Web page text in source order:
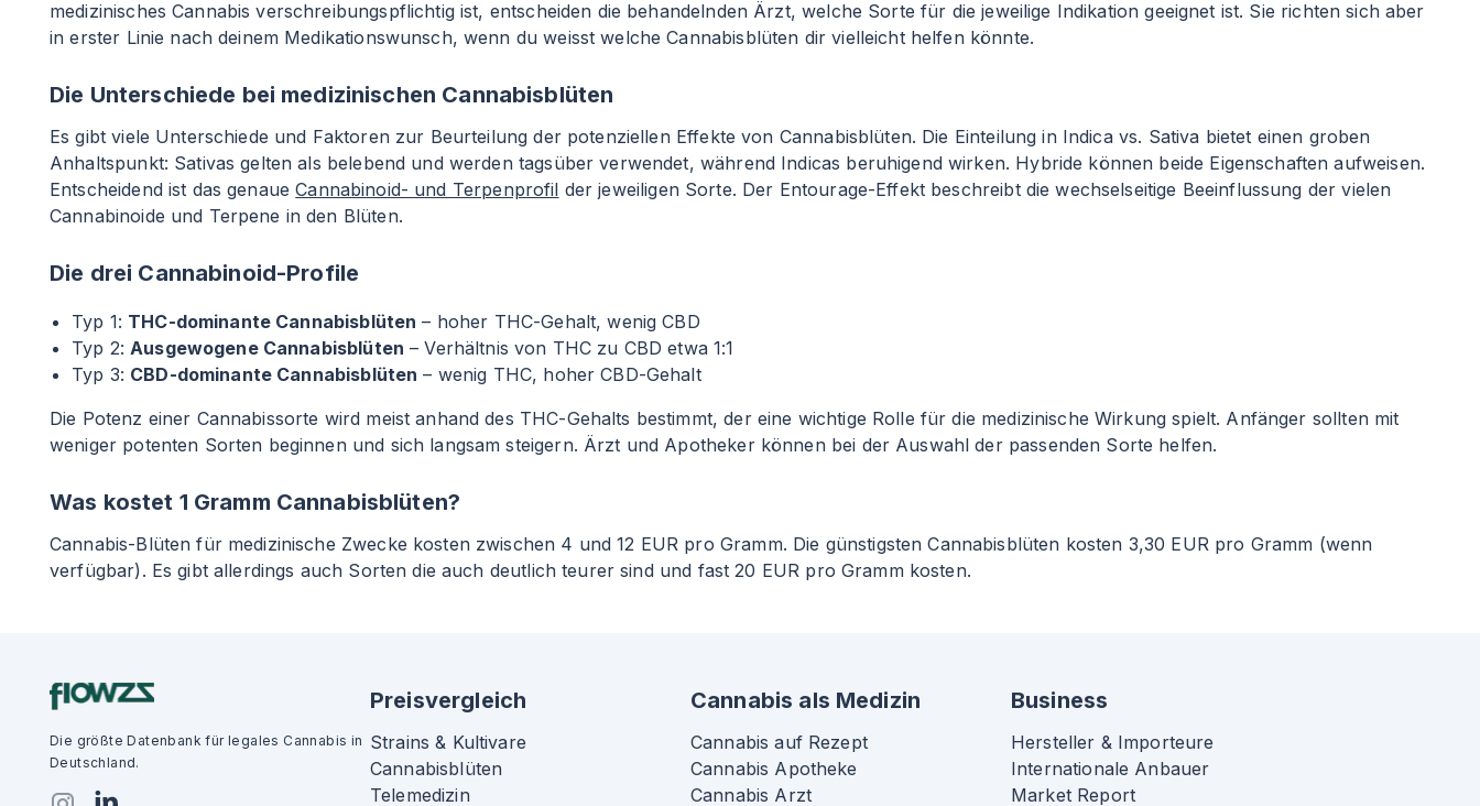
medizinisches Cannabis verschreibungspflichtig ist, entscheiden die behandelnden Ärzt, welche Sorte für die jeweilige Indikation geeignet ist. Sie richten sich aber
in erster Linie nach deinem Medikationswunsch, wenn du weisst welche Cannabisblüten dir vielleicht helfen könnte.
Die Unterschiede bei medizinischen Cannabisblüten
Es gibt viele Unterschiede und Faktoren zur Beurteilung der potenziellen Effekte von Cannabisblüten. Die Einteilung in Indica vs. Sativa bietet einen groben
Anhaltspunkt: Sativas gelten als belebend und werden tagsüber verwendet, während Indicas beruhigend wirken. Hybride können beide Eigenschaften aufweisen.
Entscheidend ist das genaueCannabinoid- und Terpenprofil der jeweiligen Sorte. Der Entourage-Effekt beschreibt die wechselseitige Beeinflussung der vielen
Cannabinoide und Terpene in den Blüten.
Die drei Cannabinoid-Profile
Typ 1: THC-dominante Cannabisblüten – hoher THC-Gehalt, wenig CBD
Typ 2:Ausgewogene Cannabisblüten – Verhältnis von THC zu CBD etwa 1:1
Typ 3: CBD-dominante Cannabisblüten – wenig THC, hoher CBD-Gehalt
Die Potenz einer Cannabissorte wird meist anhand des THC-Gehalts bestimmt, der eine wichtige Rolle für die medizinische Wirkung spielt. Anfänger sollten mit
weniger potenten Sorten beginnen und sich langsam steigern. Ärzt und Apotheker können bei der Auswahl der passenden Sorte helfen.
Was kostet 1 Gramm Cannabisblüten?
Cannabis-Blüten für medizinische Zwecke kosten zwischen 4 und 12 EUR pro Gramm. Die günstigsten Cannabisblüten kosten 3,30 EUR pro Gramm (wenn
verfügbar). Es gibt allerdings auch Sorten die auch deutlich teurer sind und fast 20 EUR pro Gramm kosten.
Die größte Datenbank für legales Cannabis in
Deutschland.
Preisvergleich
Strains & Kultivare
Cannabisblüten
Telemedizin
Cannabis als Medizin
Cannabis auf Rezept
Cannabis Apotheke
Cannabis Arzt
Business
Hersteller & Importeure
Internationale Anbauer
Market Report